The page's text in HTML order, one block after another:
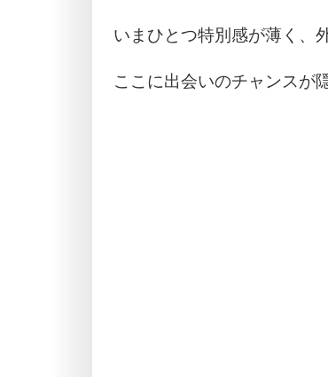
いまひとつ特別感が薄く、
ここに出会いのチャンスが